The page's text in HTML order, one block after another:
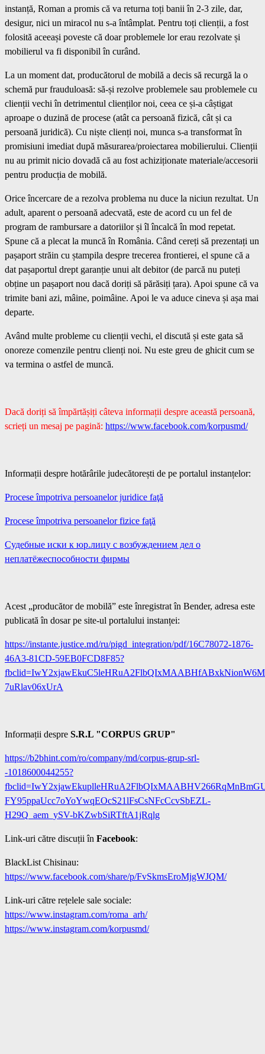
instanță, Roman a promis că va returna toți banii în 2-3 zile, dar,
desigur, nici un miracol nu s-a întâmplat. Pentru toți clienții, a fost
folosită aceeași poveste că doar problemele lor erau rezolvate și
mobilierul va fi disponibil în curând.
La un moment dat, producătorul de mobilă a decis să recurgă la o
schemă pur frauduloasă: să-și rezolve problemele sau problemele cu
clienții vechi în detrimentul clienților noi, ceea ce și-a câștigat
aproape o duzină de procese (atât ca persoană fizică, cât și ca
persoană juridică). Cu niște clienți noi, munca s-a transformat în
promisiuni imediat după măsurarea/proiectarea mobilierului. Clienții
nu au primit nicio dovadă că au fost achiziționate materiale/accesorii
pentru producția de mobilă.
Orice încercare de a rezolva problema nu duce la niciun rezultat. Un
adult, aparent o persoană adecvată, este de acord cu un fel de
program de rambursare a datoriilor și îl încalcă în mod repetat.
Spune că a plecat la muncă în România. Când cereți să prezentați un
pașaport străin cu ștampila despre trecerea frontierei, el spune că a
dat pașaportul drept garanție unui alt debitor (de parcă nu puteți
obține un pașaport nou dacă doriți să părăsiți țara). Apoi spune că va
trimite bani azi, mâine, poimâine. Apoi le va aduce cineva și așa mai
departe.
Având multe probleme cu clienții vechi, el discută și este gata să
onoreze comenzile pentru clienți noi. Nu este greu de ghicit cum se
va termina o astfel de muncă.
Dacă doriți să împărtășiți câteva informații despre această persoană,
scrieți un mesaj pe pagină: https://www.facebook.com/korpusmd/
Informații despre hotărârile judecătorești de pe portalul instanțelor:
Procese împotriva persoanelor juridice faţă
Procese împotriva persoanelor fizice faţă
Судебные иски к юр.лицу с возбуждением дел о
неплатёжеспособности фирмы
Acest „producător de mobilă” este înregistrat în Bender, adresa este
publicată în dosar pe site-ul portalului instanței:
https://instante.justice.md/ru/pigd_integration/pdf/16C78072-1876-
46A3-81CD-59EB0FCD8F85?
7uRlav06xUrA
Informații despre S.R.L "CORPUS GRUP"
https://b2bhint.com/ro/company/md/corpus-grup-srl-
-1018600044255?
FY95ppaUcc7oYoYwqEOcS21lFsCsNFcCcvSbEZL-
H29Q_aem_ySV-bKZwbSiRTftA1jRqlg
Link-uri către discuții în Facebook:
BlackList Chisinau:
https://www.facebook.com/share/p/FvSkmsEroMjgWJQM/
Link-uri către rețelele sale sociale:
https://www.instagram.com/roma_arh/
https://www.instagram.com/korpusmd/